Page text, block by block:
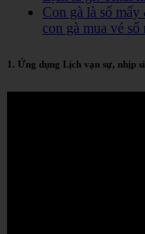
Con gà là số
con gà mua vé
1. Ứng dụng Lịch vạn sự, nhịp